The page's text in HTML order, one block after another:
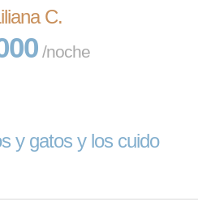
C.
/noche
y gatos y los cuido